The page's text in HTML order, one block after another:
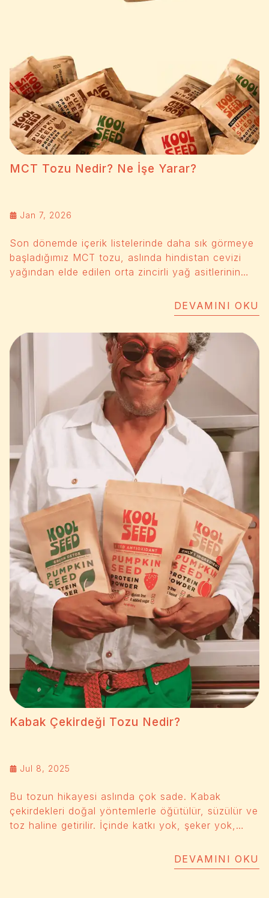
MCT Tozu Nedir? Ne İşe Yarar?
Jan 7, 2026
Son dönemde içerik listelerinde daha sık görmeye
başladığımız MCT tozu, aslında hindistan cevizi
yağından elde edilen orta zincirli yağ asitlerinin
Kısaca: hızlı enerji sağlayan, sindirimi kolay bir
DEVAMINI OKU
Kabak Çekirdeği Tozu Nedir?
Jul 8, 2025
Bu tozun hikayesi aslında çok sade. Kabak
çekirdekleri doğal yöntemlerle öğütülür, süzülür ve
toz haline getirilir. İçinde katkı yok, şeker yok,
DEVAMINI OKU